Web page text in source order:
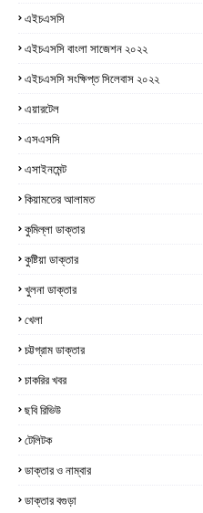
এইচএসসি
এইচএসসি বাংলা সাজেশন ২০২২
এইচএসসি সংক্ষিপ্ত সিলেবাস ২০২২
এয়ারটেল
এসএসসি
এসাইনমেন্ট
কিয়ামতের আলামত
কুমিল্লা ডাক্তার
কুষ্টিয়া ডাক্তার
খুলনা ডাক্তার
খেলা
চট্টগ্রাম ডাক্তার
চাকরির খবর
ছবি রিভিউ
টেলিটক
ডাক্তার ও নাম্বার
ডাক্তার বগুড়া